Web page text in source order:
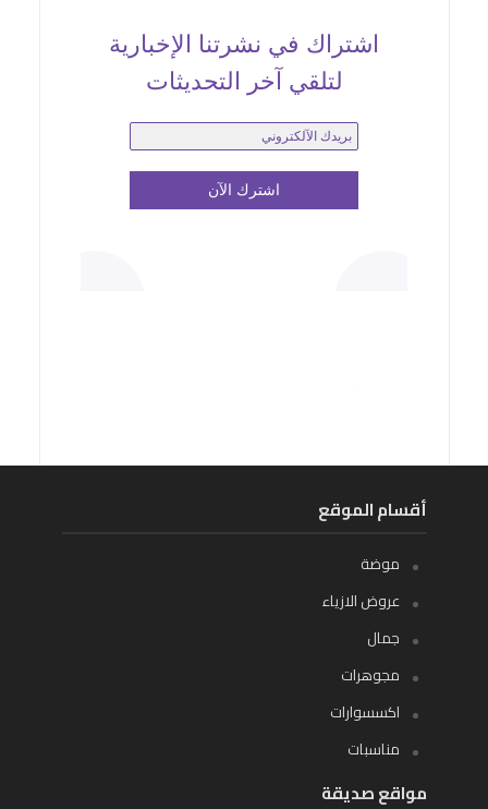
اشتراك في نشرتنا الإخبارية
لتلقي آخر التحديثات
أقسام الموقع
موضة
عروض الازياء
جمال
مجوهرات
اكسسوارات
مناسبات
مواقع صديقة